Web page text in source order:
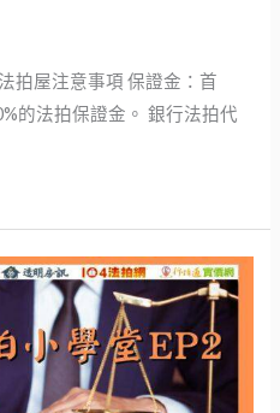
拍屋注意事項 保證金：首
的法拍保證金。 銀行法拍代